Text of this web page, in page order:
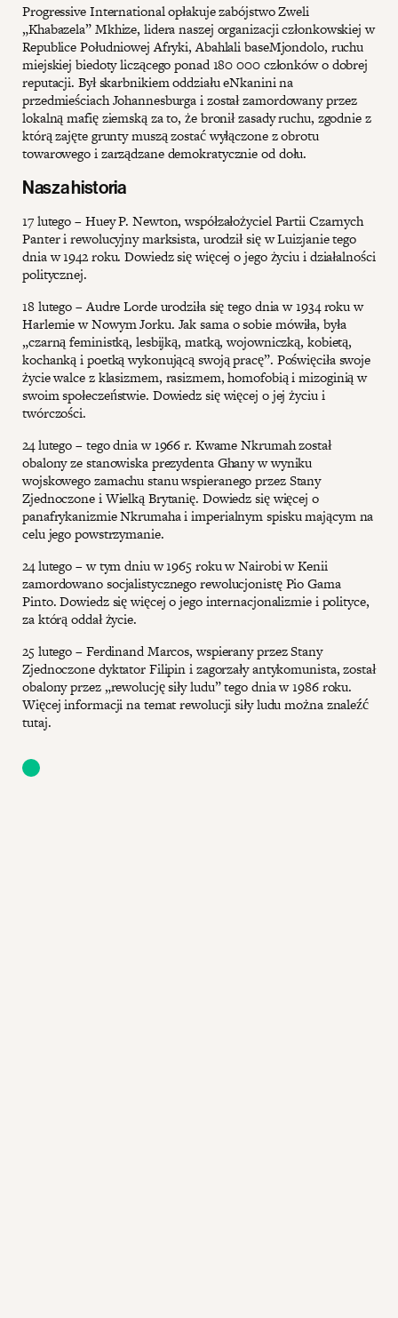
Progressive International opłakuje zabójstwo Zweli
„Khabazela” Mkhize, lidera naszej organizacji członkowskiej w
Republice Południowej Afryki, Abahlali baseMjondolo, ruchu
miejskiej biedoty liczącego ponad 180 000 członków o dobrej
reputacji. Był skarbnikiem oddziału eNkanini na
przedmieściach Johannesburga i został zamordowany przez
lokalną mafię ziemską za to, że bronił zasady ruchu, zgodnie z
którą zajęte grunty muszą zostać wyłączone z obrotu
towarowego i zarządzane demokratycznie od dołu.
Nasza historia
17 lutego – Huey P. Newton, współzałożyciel Partii Czarnych
Panter i rewolucyjny marksista, urodził się w Luizjanie tego
dnia w 1942 roku. Dowiedz się więcej o jego życiu i działalności
politycznej.
18 lutego – Audre Lorde urodziła się tego dnia w 1934 roku w
Harlemie w Nowym Jorku. Jak sama o sobie mówiła, była
„czarną feministką, lesbijką, matką, wojowniczką, kobietą,
kochanką i poetką wykonującą swoją pracę”. Poświęciła swoje
życie walce z klasizmem, rasizmem, homofobią i mizoginią w
swoim społeczeństwie. Dowiedz się więcej o jej życiu i
twórczości.
24 lutego – tego dnia w 1966 r. Kwame Nkrumah został
obalony ze stanowiska prezydenta Ghany w wyniku
wojskowego zamachu stanu wspieranego przez Stany
Zjednoczone i Wielką Brytanię. Dowiedz się więcej o
panafrykanizmie Nkrumaha i imperialnym spisku mającym na
celu jego powstrzymanie.
24 lutego – w tym dniu w 1965 roku w Nairobi w Kenii
zamordowano socjalistycznego rewolucjonistę Pio Gama
Pinto. Dowiedz się więcej o jego internacjonalizmie i polityce,
za którą oddał życie.
25 lutego – Ferdinand Marcos, wspierany przez Stany
Zjednoczone dyktator Filipin i zagorzały antykomunista, został
obalony przez „rewolucję siły ludu” tego dnia w 1986 roku.
Więcej informacji na temat rewolucji siły ludu można znaleźć
tutaj.